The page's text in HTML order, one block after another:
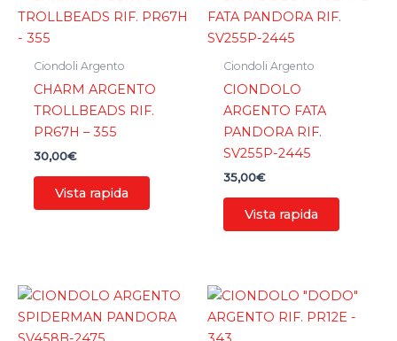
Ciondoli Argento
CHARM ARGENTO
TROLLBEADS RIF.
PR67H – 355
30,00€
Vista rapida
Ciondoli Argento
CIONDOLO
ARGENTO FATA
PANDORA RIF.
SV255P-2445
35,00€
Vista rapida